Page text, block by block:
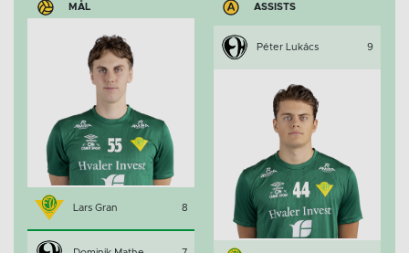
MÅL
Lars Gran 8
ASSISTS
Péter Lukács 9